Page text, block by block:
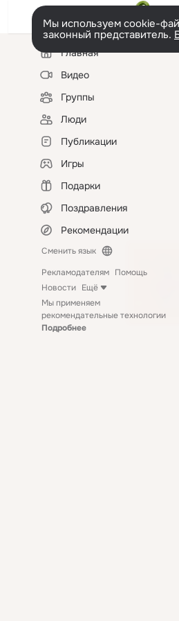
Мы используем cookie-
законный представитель.
Левая
колонкаГлавная
Видео
Группы
Люди
Публикации
Игры
Подарки
Поздравления
Рекомендации
Сменить язык
Рекламодателям Помощь
Новости Ещё
Мы применяем
рекомендательные технологии
Подробнее